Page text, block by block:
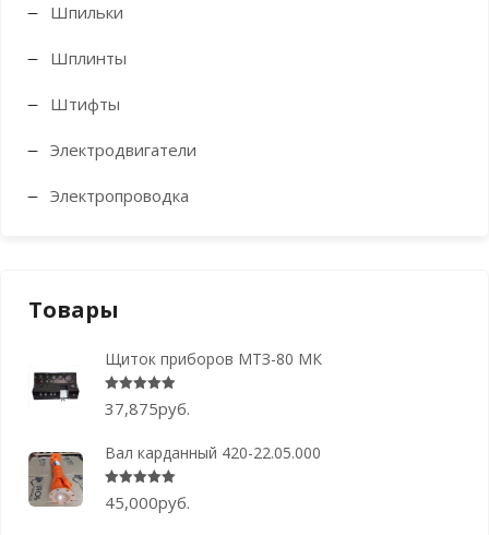
Шпильки
Шплинты
Штифты
Электродвигатели
Электропроводка
Товары
Щиток приборов МТЗ-80 МК
Оценка5.00 из 5
37,875руб.
Вал карданный 420-22.05.000
Оценка5.00 из 5
45,000руб.